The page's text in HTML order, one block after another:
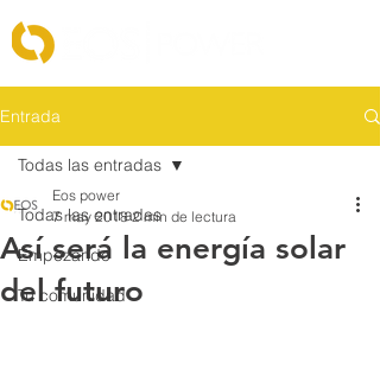
Entrada
Todas las entradas
Empezando
Tu comunidad
Todas las entradas
Así será la energía solar
del futuro
Eos power
7 may 2018 2 min de lectura